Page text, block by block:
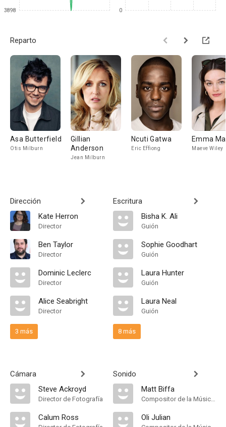
3898 0
Reparto
Asa Butterfield
Otis Milburn
Gillian
Anderson
Jean Milburn
Ncuti Gatwa
Eric Effiong
Emma
Maeve Wiley
Dirección
Kate Herron
Director
Ben Taylor
Director
Dominic Leclerc
Director
Alice Seabright
Director
3 más
Cámara
Steve Ackroyd
Director de Fotografía
Calum Ross
Escritura
Bisha K. Ali
Guión
Sophie Goodhart
Guión
Laura Hunter
Guión
Laura Neal
Guión
8 más
Sonido
Matt Biffa
Compositor de la Música Original
Oli Julian